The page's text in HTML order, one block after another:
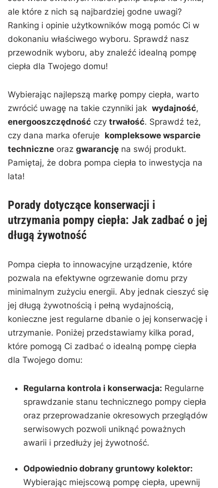
‌ale które z nich są najbardziej godne⁣ uwagi?
Ranking ‍i opinie⁣ użytkowników mogą pomóc ⁢Ci w
dokonaniu właściwego‍ wyboru. Sprawdź nasz
⁣przewodnik wyboru, ‍aby⁣ znaleźć idealną⁣ pompę
⁣ciepła dla Twojego domu!
Wybierając ‍najlepszą markę pompy ciepła,⁢ warto
zwrócić uwagę ⁤na takie‌ czynniki⁢ jak ⁢wydajność, ⁢
energooszczędność czytrwałość. Sprawdź też,
czy dana ‌marka ⁢oferuje ⁢ kompleksowe wsparcie
techniczne ⁤orazgwarancję na swój⁤ produkt.
Pamiętaj, że dobra pompa ciepła to⁢ inwestycja na
lata!
Porady dotyczące konserwacji ⁣i‍
utrzymania pompy ciepła: ⁤Jak zadbać o ⁤jej
długą żywotność
Pompa ​ciepła to innowacyjne urządzenie, które
pozwala na efektywne ogrzewanie domu przy
⁤minimalnym zużyciu energii. ​Aby jednak cieszyć ⁣się
jej⁤ długą ‌żywotnością i pełną wydajnością,⁤
konieczne jest regularne dbanie o jej konserwację i
utrzymanie.​ Poniżej⁣ przedstawiamy kilka porad,
‌które pomogą Ci⁤ zadbać ‌o idealną pompę ⁢ciepła
dla Twojego⁢ domu:
Regularna kontrola i konserwacja: Regularne
sprawdzanie ⁢stanu technicznego pompy ciepła
oraz przeprowadzanie okresowych przeglądów
serwisowych pozwoli⁣ uniknąć⁢ poważnych‍
awarii i przedłuży jej żywotność.
Odpowiednio dobrany gruntowy kolektor:
Wybierając⁤ miejscową pompę ciepła, upewnij